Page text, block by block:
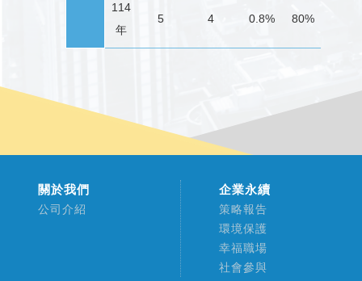
114
年
5 4 0.8% 80%
關於我們
公司介紹
企業永續
策略報告
環境保護
幸福職場
社會參與